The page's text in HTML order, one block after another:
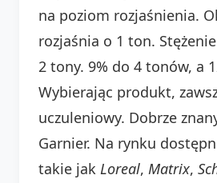
na poziom rozjaśnienia.
rozjaśnia o 1 ton.
2 tony. 9% do 4 tonów, a
Wybierając produkt,
uczuleniowy. Dobrze
Garnier. Na rynku
takie jak Loreal, Matrix,